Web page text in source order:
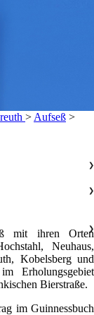
> Aufseß >
mit ihren Orten
Neuhaus,
Kobelsberg und
Erholungsgebiet
Bierstraße.
im Guinnessbuch
❯
❯
❯